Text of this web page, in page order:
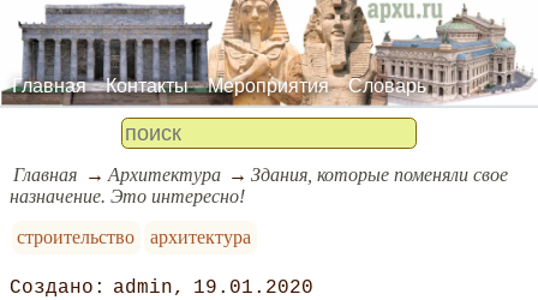
Главная Контакты Мероприятия Словарь
Главная Архитектура
Здания, которые поменяли свое
назначение. Это интересно!
строительство
архитектура
admin 19.01.2020